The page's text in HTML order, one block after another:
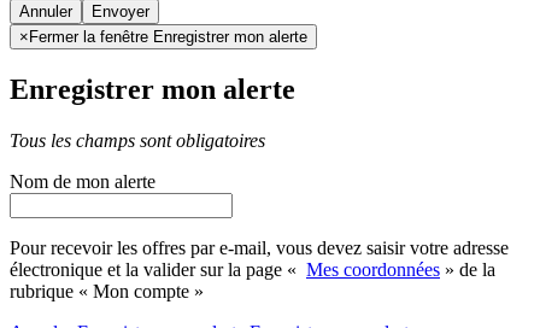
Annuler
× Fermer la fenêtre Enregistrer mon alerte
Enregistrer mon alerte
Tous les champs sont obligatoires
Nom de mon alerte
Pour recevoir les offres par e-mail, vous devez saisir votre adresse
électronique et la valider sur la page « Mes coordonnées » de la
rubrique « Mon compte »